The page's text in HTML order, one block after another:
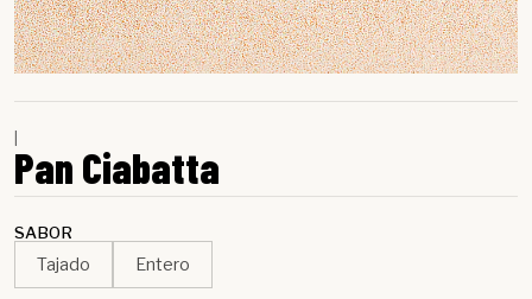
Pan Ciabatta
SABOR
Tajado Entero